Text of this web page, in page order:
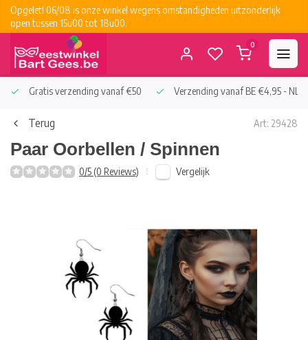
Opgelet! 06/08 is onze winkel wegens omstandigheden uitzonderlijk
open tussen 15u00 tot 18u00.
0
Gratis verzending vanaf €50 Verzending vanaf BE €4,95 - NL
Terug Art: 29428
Paar Oorbellen / Spinnen
0/5 (0 Reviews) Vergelijk